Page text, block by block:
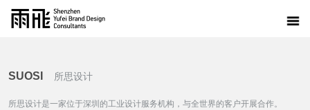
SUOSI 所思设计
所思设计是一家位于深圳的工业设计服务机构，与全世界的客户开展合作。